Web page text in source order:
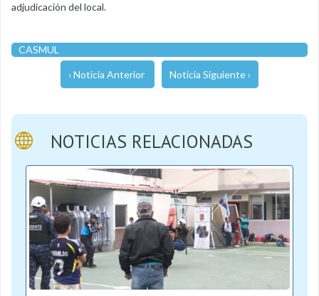
adjudicación del local.
CASMUL
‹ Noticia Anterior Noticia Siguiente ›
NOTICIAS RELACIONADAS